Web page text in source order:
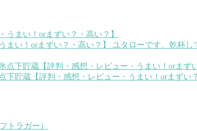
い！orまずい？・高い？】
ユタローです、乾杯し
貯蔵【評判・感想・レビュー・うまい！orまずい？
トラガー）